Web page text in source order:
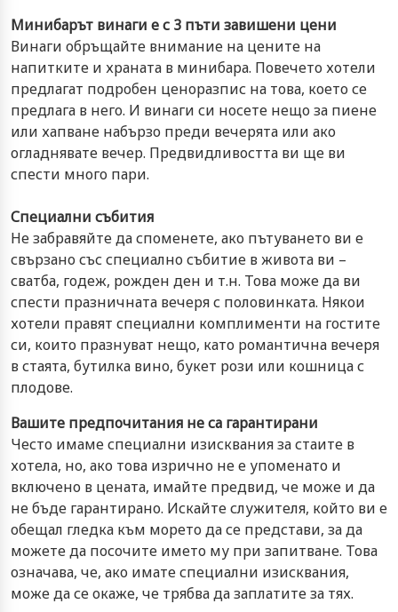
Минибарът винаги е с 3 пъти завишени цени
Винаги обръщайте внимание на цените на
напитките и храната в минибара. Повечето хотели
предлагат подробен ценоразпис на това, което се
предлага в него. И винаги си носете нещо за пиене
или хапване набързо преди вечерята или ако
огладнявате вечер. Предвидливостта ви ще ви
спести много пари.
Специални събития
Не забравяйте да споменете, ако пътуването ви е
свързано със специално събитие в живота ви –
сватба, годеж, рожден ден и т.н. Това може да ви
спести празничната вечеря с половинката. Някои
хотели правят специални комплименти на гостите
си, които празнуват нещо, като романтична вечеря
в стаята, бутилка вино, букет рози или кошница с
плодове.
Вашите предпочитания не са гарантирани
Често имаме специални изисквания за стаите в
хотела, но, ако това изрично не е упоменато и
включено в цената, имайте предвид, че може и да
не бъде гарантирано. Искайте служителя, който ви е
обещал гледка към морето да се представи, за да
можете да посочите името му при запитване. Това
означава, че, ако имате специални изисквания,
може да се окаже, че трябва да заплатите за тях.